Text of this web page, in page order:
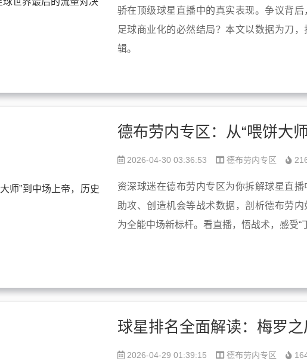
骄在顶级球星直播中的真实表现。争议背
足球商业化的必然结局？本文以数据为刀
辑。
2026-04-30 03:36:53 德布劳内专区
资深球迷在德布劳内专区为你拆解球星直播
助攻、创造机会等战术数据，剖析德布劳
为全能中场新标杆。看直播，悟战术，感受“
2026-04-29 01:39:15 德布劳内专区